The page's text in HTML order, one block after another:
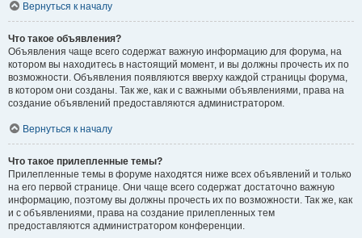
Вернуться к началу
Что такое объявления?
Объявления чаще всего содержат важную информацию для форума, на
котором вы находитесь в настоящий момент, и вы должны прочесть их по
возможности. Объявления появляются вверху каждой страницы форума,
в котором они созданы. Так же, как и с важными объявлениями, права на
создание объявлений предоставляются администратором.
Вернуться к началу
Что такое прилепленные темы?
Прилепленные темы в форуме находятся ниже всех объявлений и только
на его первой странице. Они чаще всего содержат достаточно важную
информацию, поэтому вы должны прочесть их по возможности. Так же, как
и с объявлениями, права на создание прилепленных тем
предоставляются администратором конференции.